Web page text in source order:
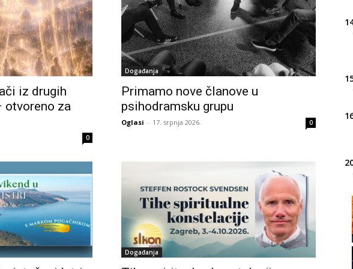
iz drugih
otvoreno za
0
Događanja
Primamo nove članove u
psihodramsku grupu
Oglasi - 17. srpnja 2026. 0
Događanja